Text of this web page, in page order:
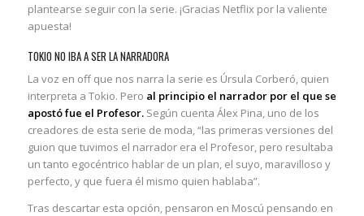
plantearse seguir con la serie. ¡Gracias Netflix por la valiente
apuesta!
TOKIO NO IBA A SER LA NARRADORA
La voz en off que nos narra la serie es Úrsula Corberó, quien
interpreta a Tokio. Pero al principio el narrador por el que se
apostó fue el Profesor.Según cuenta Álex Pina, uno de los
creadores de esta serie de moda, “las primeras versiones del
guion que tuvimos el narrador era el Profesor, pero resultaba
un tanto egocéntrico hablar de un plan, el suyo, maravilloso y
perfecto, y que fuera él mismo quien hablaba”.
Tras descartar esta opción, pensaron en Moscú pensando en